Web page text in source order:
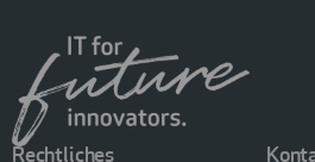
Rechtliches